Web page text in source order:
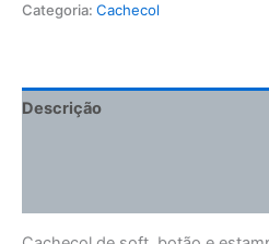
Categoria: Cachecol
Descrição